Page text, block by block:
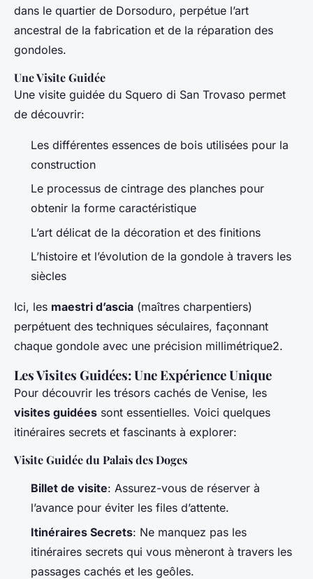
dans le quartier de Dorsoduro, perpétue l’art
ancestral de la fabrication et de la réparation des
gondoles.
Une Visite Guidée
Une visite guidée du Squero di San Trovaso permet
de découvrir:
Les différentes essences de bois utilisées pour la
construction
Le processus de cintrage des planches pour
obtenir la forme caractéristique
L’art délicat de la décoration et des finitions
L’histoire et l’évolution de la gondole à travers les
siècles
Ici, les maestri d’ascia (maîtres charpentiers)
perpétuent des techniques séculaires, façonnant
chaque gondole avec une précision millimétrique2.
Les Visites Guidées: Une Expérience Unique
Pour découvrir les trésors cachés de Venise, les
visites guidées sont essentielles. Voici quelques
itinéraires secrets et fascinants à explorer:
Visite Guidée du Palais des Doges
Billet de visite: Assurez-vous de réserver à
l’avance pour éviter les files d’attente.
Itinéraires Secrets: Ne manquez pas les
itinéraires secrets qui vous mèneront à travers les
passages cachés et les geôles.